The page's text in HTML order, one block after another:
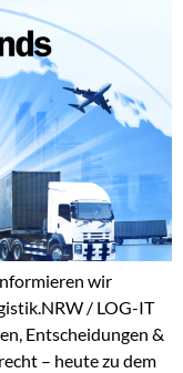
wir
/ LOG-IT
Entscheidungen &
– heute zu dem